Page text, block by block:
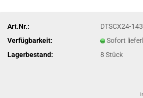
Art.Nr.:
DTSCX24-143
Verfügbarkeit:
Sofort
Lagerbestand:
8Stück